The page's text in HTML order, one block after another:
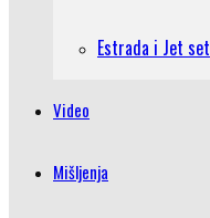
Estrada i Jet set
Video
Mišljenja